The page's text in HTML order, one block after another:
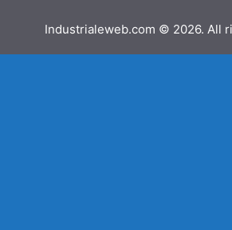
Industrialeweb.com © 2026. All